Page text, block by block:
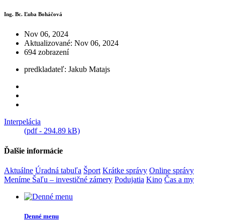
Ing. Bc. Ľuba Boháčová
Nov 06, 2024
Aktualizované: Nov 06, 2024
694 zobrazení
predkladateľ: Jakub Matajs
Interpelácia
(pdf - 294.89 kB)
Ďalšie informácie
Aktuálne Úradná tabuľa Šport Krátke správy Online správy
Meníme Šaľu – investičné zámery Podujatia Kino Čas a my
Denné menu